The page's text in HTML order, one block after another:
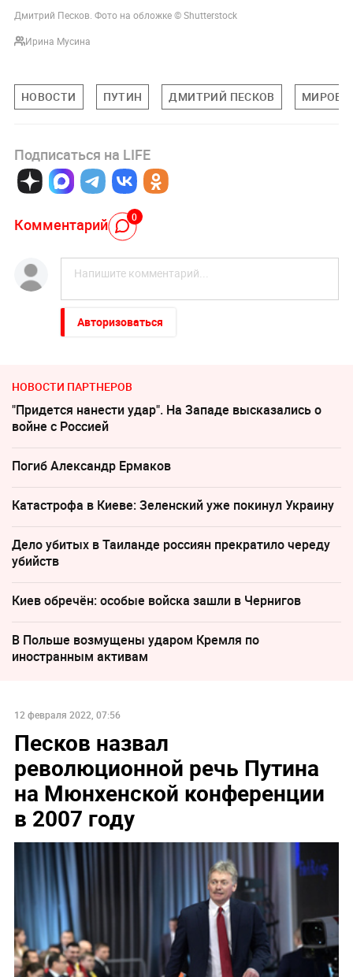
Дмитрий Песков. Фото на обложке © Shutterstock
Ирина Мусина
НОВОСТИ ПУТИН ДМИТРИЙ ПЕСКОВ
Подписаться на LIFE
Комментарий 0
Авторизоваться
НОВОСТИ ПАРТНЕРОВ
"Придется нанести удар". На Западе высказались о
войне с Россией
Погиб Александр Ермаков
Катастрофа в Киеве: Зеленский уже покинул Украину
Дело убитых в Таиланде россиян прекратило череду
убийств
Киев обречён: особые войска зашли в Чернигов
В Польше возмущены ударом Кремля по
иностранным активам
12 февраля 2022, 07:56
Песков назвал
революционной речь Путина
на Мюнхенской конференции
в 2007 году